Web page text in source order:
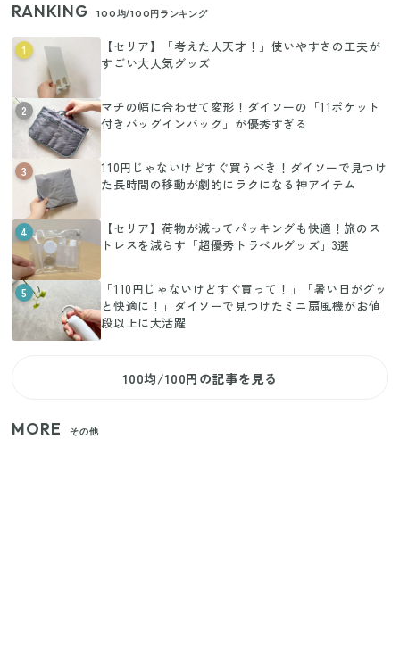
RANKING 100均/100円ランキング
1
【セリア】「考えた人天才！」使いやすさの工夫が
すごい大人気グッズ
2
マチの幅に合わせて変形！ダイソーの「11ポケット
付きバッグインバッグ」が優秀すぎる
3
110円じゃないけどすぐ買うべき！ダイソーで見つけ
た長時間の移動が劇的にラクになる神アイテム
4
【セリア】荷物が減ってパッキングも快適！旅のス
トレスを減らす「超優秀トラベルグッズ」3選
5
「110円じゃないけどすぐ買って！」「暑い日がグッ
と快適に！」ダイソーで見つけたミニ扇風機がお値
段以上に大活躍
100均/100円の記事を見る
MORE その他